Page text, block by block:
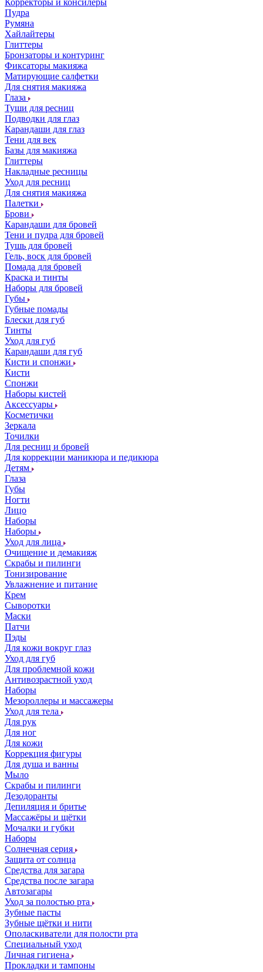
Корректоры и консилеры
Пудра
Румяна
Хайлайтеры
Глиттеры
Бронзаторы и контуринг
Фиксаторы макияжа
Матирующие салфетки
Для снятия макияжа
Глаза
Туши для ресниц
Подводки для глаз
Карандаши для глаз
Тени для век
Базы для макияжа
Глиттеры
Накладные ресницы
Уход для ресниц
Для снятия макияжа
Палетки
Брови
Карандаши для бровей
Тени и пудра для бровей
Тушь для бровей
Гель, воск для бровей
Помада для бровей
Краска и тинты
Наборы для бровей
Губы
Губные помады
Блески для губ
Тинты
Уход для губ
Карандаши для губ
Кисти и спонжи
Кисти
Спонжи
Наборы кистей
Аксессуары
Косметички
Зеркала
Точилки
Для ресниц и бровей
Для коррекции маникюра и педикюра
Детям
Глаза
Губы
Ногти
Лицо
Наборы
Наборы
Уход для лица
Очищение и демакияж
Скрабы и пилинги
Тонизирование
Увлажнение и питание
Крем
Сыворотки
Маски
Патчи
Пэды
Для кожи вокруг глаз
Уход для губ
Для проблемной кожи
Антивозрастной уход
Наборы
Мезороллеры и массажеры
Уход для тела
Для рук
Для ног
Для кожи
Коррекция фигуры
Для душа и ванны
Мыло
Скрабы и пилинги
Дезодоранты
Депиляция и бритье
Массажёры и щётки
Мочалки и губки
Наборы
Солнечная серия
Защита от солнца
Средства для загара
Средства после загара
Автозагары
Уход за полостью рта
Зубные пасты
Зубные щётки и нити
Ополаскиватели для полости рта
Специальный уход
Личная гигиена
Прокладки и тампоны